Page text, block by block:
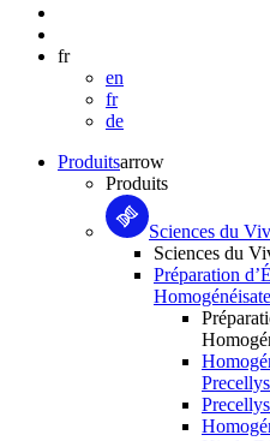
fr
en
fr
de
Produitsarrow
Produits
Sciences du
Sciences du
Préparation